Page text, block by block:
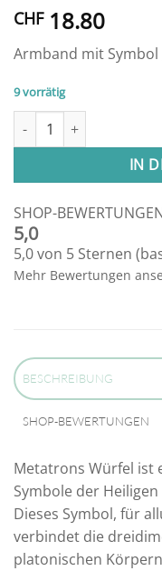
CHF18.80
Armband mit Symbol
9 vorrätig
Armband "Metatrons
IN
Alternative:
SHOP-
5,0
5,0 von 5 Sternen
Mehr Bewertungen
BESCHREIBUNG
SHOP-BEWERTUNGEN
Metatrons Würfel ist
Symbole der
Dieses Symbol, für
verbindet die
platonischen